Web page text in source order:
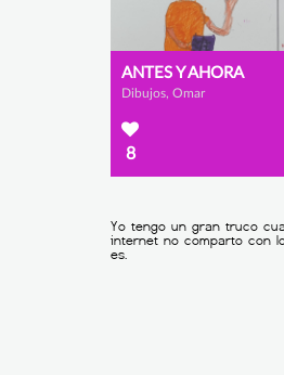
ANTES Y AHORA
Dibujos, Omar
8